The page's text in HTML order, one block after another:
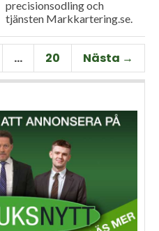
precisionsodling och
tjänsten Markkartering.se.
nyhetsuppdatering med en
rapport från
spannmålsmarknaden.
… 20 Nästa →